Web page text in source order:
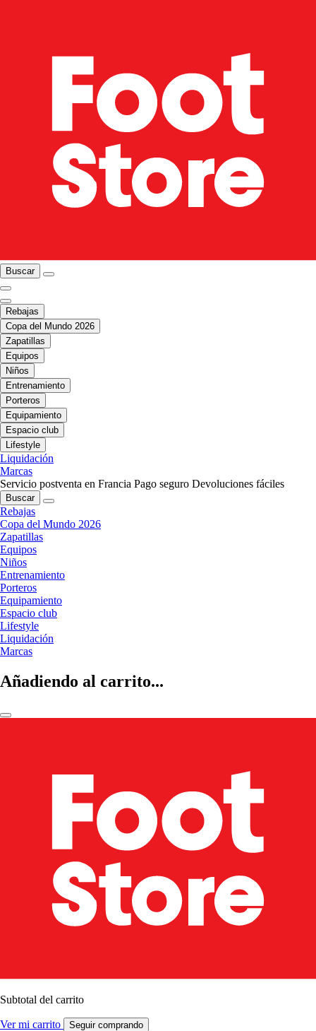
Buscar
Rebajas
Copa del Mundo 2026
Zapatillas
Equipos
Niños
Entrenamiento
Porteros
Equipamiento
Espacio club
Lifestyle
Liquidación
Marcas
Servicio postventa en Francia Pago seguro Devoluciones fáciles
Buscar
Rebajas
Copa del Mundo 2026
Zapatillas
Equipos
Niños
Entrenamiento
Porteros
Equipamiento
Espacio club
Lifestyle
Liquidación
Marcas
Añadiendo al carrito...
Subtotal del carrito
Ver mi carrito Seguir comprando